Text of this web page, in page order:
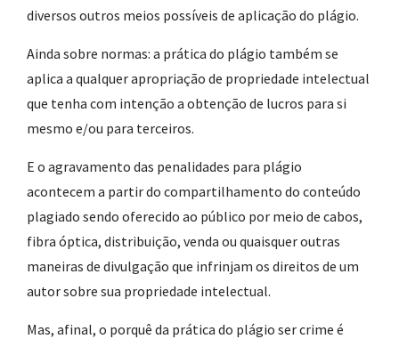
diversos outros meios possíveis de aplicação do plágio.
Ainda sobre normas: a prática do plágio também se
aplica a qualquer apropriação de propriedade intelectual
que tenha com intenção a obtenção de lucros para si
mesmo e/ou para terceiros.
E o agravamento das penalidades para plágio
acontecem a partir do compartilhamento do conteúdo
plagiado sendo oferecido ao público por meio de cabos,
fibra óptica, distribuição, venda ou quaisquer outras
maneiras de divulgação que infrinjam os direitos de um
autor sobre sua propriedade intelectual.
Mas, afinal, o porquê da prática do plágio ser crime é